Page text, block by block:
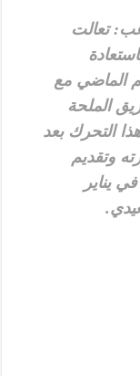
تعالت
الماضي مع
الملحة
التحرك بعد
وتقديم
يناير